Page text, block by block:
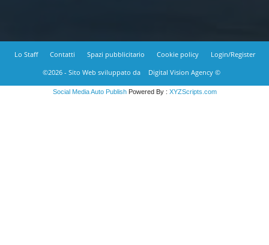
Lo Staff Contatti Spazi pubblicitario Cookie policy
Login/Register
©2026 - Sito Web sviluppato da
Digital Vision Agency ©
Social Media Auto PublishPowered By : XYZScripts.com